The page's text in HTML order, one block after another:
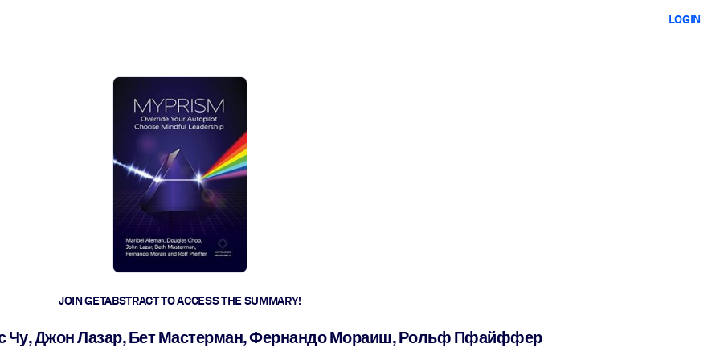
LOGIN
JOIN GETABSTRACT TO ACCESS THE SUMMARY!
Чу, Джон Лазар, Бет Мастерман, Фернандо Мораиш, Рольф Пфайффер